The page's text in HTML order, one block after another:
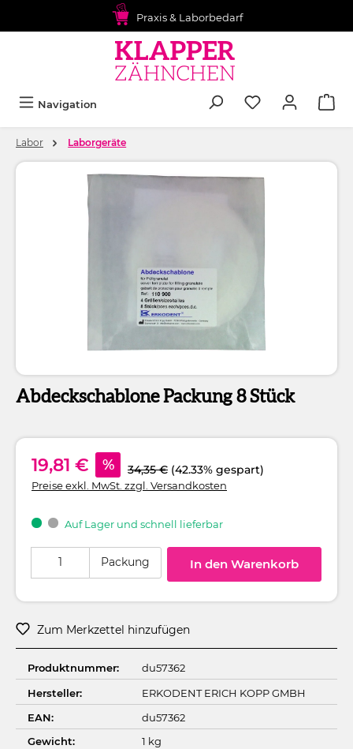
Praxis & Laborbedarf
Navigation
Labor Laborgeräte
Bildergalerie überspringen
Abdeckschablone Packung 8 Stück
19,81 € % 34,35 € (42.33% gespart)
Preise exkl. MwSt. zzgl. Versandkosten
Auf Lager und schnell lieferbar
Packung In den Warenkorb
Zum Merkzettel hinzufügen
Produktnummer:
du57362
Hersteller:
ERKODENT ERICH KOPP GMBH
EAN:
du57362
Gewicht:
1 kg